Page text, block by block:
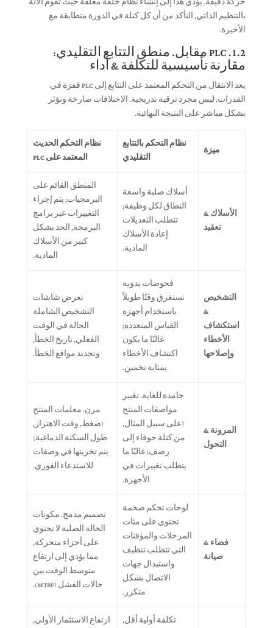
حركة دقيقة. يؤدي هذا إلى إنشاء نظام حلقة مغلقة حيث تقوم الآلة
بالتنظيم الذاتي, التأكد من أن كل كتلة في الدورة متطابقة مع
الأخيرة.
1.2. PLC مقابل. منطق التتابع التقليدي:
مقارنة تأسيسية للتكلفة & أداء
يعد الانتقال من التحكم المعتمد على التتابع إلى PLC قفزة في
القدرات, ليس مجرد ترقية تدريجية. الاختلافات صارخة وتؤثر
بشكل مباشر على النتيجة النهائية.
ميزة
نظام التحكم بالتتابع
التقليدي
نظام التحكم الحديث
المعتمد على PLC
الأسلاك &
تعقيد
أسلاك صلبة واسعة
النطاق لكل وظيفة;
تتطلب التعديلات
إعادة الأسلاك
المادية.
المنطق القائم على
البرمجيات; يتم إجراء
التغييرات عبر برامج
البرمجة, الحد بشكل
كبير من الأسلاك
المادية.
التشخيص
&
استكشاف
الأخطاء
وإصلاحها
فحوصات يدوية
تستغرق وقتًا طويلاً
باستخدام أجهزة
القياس المتعددة;
غالبًا ما يكون
اكتشاف الأخطاء
بمثابة تخمين.
تعرض شاشات
التشخيص الشاملة
الحالة في الوقت
الفعلي, تاريخ الخطأ,
وتحديد مواقع الخطأ.
المرونة &
التحول
جامدة للغاية. تغيير
مواصفات المنتج
(على سبيل المثال,
من كتلة جوفاء إلى
رصف) غالبًا ما
يتطلب تغييرات في
الأجهزة.
مرن. معلمات المنتج
(ضغط, وقت الاهتزاز,
طول السكتة الدماغية)
يتم تخزينها في وصفات
للاستدعاء الفوري.
فضاء &
صيانة
لوحات تحكم ضخمة
تحتوي على مئات
المرحلات والمؤقتات
التي تتطلب تنظيف
واستبدال جهات
الاتصال بشكل
متكرر.
تصميم مدمج. مكونات
الحالة الصلبة لا تحتوي
على أجزاء متحركة,
مما يؤدي إلى ارتفاع
متوسط ​​الوقت بين
حالات الفشل (MTBF).
تكلفة أولية أقل,
ارتفاع الاستثمار الأولي,